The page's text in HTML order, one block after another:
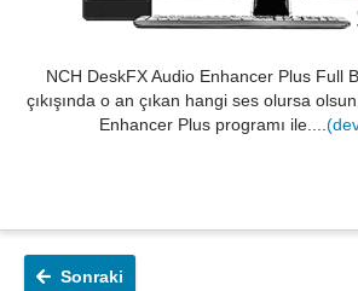
NCH DeskFX Audio Enhancer Plus Full
çıkışında o an çıkan hangi ses olursa
Enhancer Plus programı ile....
Sonraki